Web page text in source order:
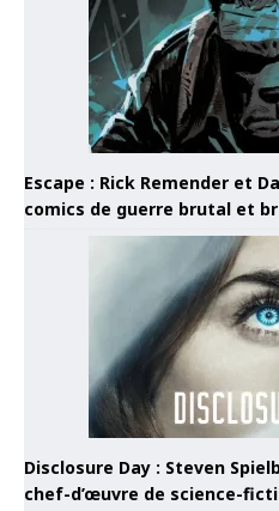
Escape : Rick Remender et
comics de guerre brutal et
Disclosure Day : Steven
chef-d’œuvre de science-